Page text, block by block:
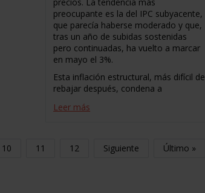
preocupante es la del IPC subyacente,
que parecía haberse moderado y que,
tras un año de subidas sostenidas
pero continuadas, ha vuelto a marcar
en mayo el 3%.
Esta inflación estructural, más difícil de
rebajar después, condena a
Leer más
10 11 12 Siguiente Último »